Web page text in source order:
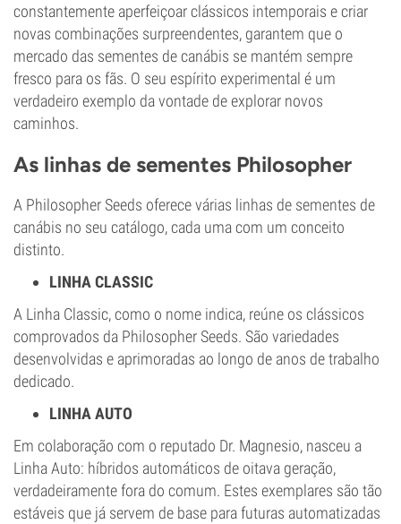
constantemente aperfeiçoar clássicos intemporais e criar
novas combinações surpreendentes, garantem que o
mercado das sementes de canábis se mantém sempre
fresco para os fãs. O seu espírito experimental é um
verdadeiro exemplo da vontade de explorar novos
caminhos.
As linhas de sementes Philosopher
A Philosopher Seeds oferece várias linhas de sementes de
canábis no seu catálogo, cada uma com um conceito
distinto.
LINHA CLASSIC
A Linha Classic, como o nome indica, reúne os clássicos
comprovados da Philosopher Seeds. São variedades
desenvolvidas e aprimoradas ao longo de anos de trabalho
dedicado.
LINHA AUTO
Em colaboração com o reputado Dr. Magnesio, nasceu a
Linha Auto: híbridos automáticos de oitava geração,
verdadeiramente fora do comum. Estes exemplares são tão
estáveis que já servem de base para futuras automatizadas